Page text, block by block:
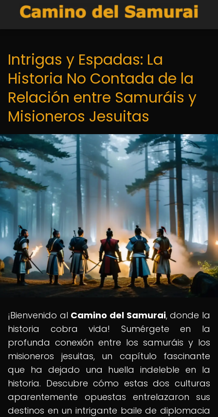
Intrigas y Espadas: La
Historia No Contada de la
Relación entre Samuráis y
Misioneros Jesuitas
¡Bienvenido al Camino del Samurai, donde la
historia cobra vida! Sumérgete en la
profunda conexión entre los samuráis y los
misioneros jesuitas, un capítulo fascinante
que ha dejado una huella indeleble en la
historia. Descubre cómo estas dos culturas
aparentemente opuestas entrelazaron sus
destinos en un intrigante baile de diplomacia